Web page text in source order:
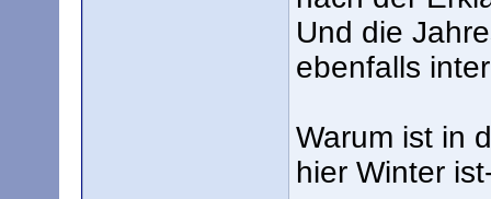
Und die
ebenfalls
Warum ist in
hier Winter